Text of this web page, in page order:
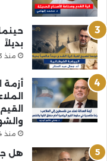
بديلاً
منذ 3 أسابيع
أزمة
منذ 4 أسابيع
هل